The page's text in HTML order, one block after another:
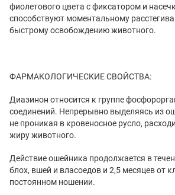
фиолетового цвета с фиксатором и
способствуют моментальному
быстрому освобождению животного.
ФАРМАКОЛОГИЧЕСКИЕ СВОЙСТВА:
Диазинон относится к группе
соединений. Непрерывно выделяясь из
не проникая в кровеносное русло,
жиру животного.
Действие ошейника продолжается в
блох, вшей и власоедов и 2,5 месяцев от
постоянном ношении.